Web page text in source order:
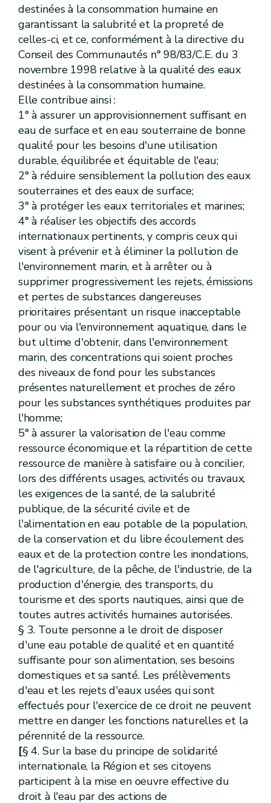
Art.D.41
Art.[D. 41/1
Art. [D. 41/2
Section4 Dispositions générales
Art.D.42
Art.D.42-1
Art.D.43
Art.D.44
Art. [D.44/1
Art.[D.45/1
Art.D.46
Art.D.47
Chapitre III
Voies hydrauliques
Section1re
Généralités
Art.D.48
Art.D.49
Section2
Travaux d'entretien et de petite réparation
Art.D.50
Section3 Travaux pouvant être soumis à permis d'environnement ou à déclaration
Art. D.51
ChapitreIV Cours d'eau non classés] [Décret 04.10.2018]
Art.D.52
Art.[D.52-1
Chapitre[V Dispositions relatives à l'évaluation et à la gestion des risques d'inondation][Décret 04.02.2010]
Section[1 ] Objet [Décret 04.02.2010]
Art.[D.53.1
Section[2 Cartes des zones soumises à l'aléa d'inondation et cartes du risque de dommages dus aux inondations][Décret 04.02.2010]
Art.[D.53-2
Section[3 Plan de gestion des risques d'inondation][Décret 04.02.2010]
D.53-3
Art.[D.53-4
Art.[D.53-5
Art.[D.53-6
Art.
Art.[D.53-8
Art. [D.53-10
Art.
[D.53-11
Section[4 Service centralisé d'annonce, de suivi et de prévisions des crues et des inondations][Décret 04.02.2010]
Art.D.54
Chapitre[VI] Subsides [Décret 04.10.2018]
Art.[D. 54/1
TitreVI
Wateringues
Chapitre Ier
Organisation des wateringues
Art.D.55
Art.D.56
Art.D.57
Art.D.58
Art.D.59
Art.D.60
Art.D.61
Art.D.62
Art.D.63
Art.D.64
ChapitreII
Administration des wateringues
Section1re
Assemblées générales
Art.D.65
Art.D.66
Art.D.67
Art.D.68
Art.D.69
Art.D.70
Art. D.71
Art.D.72
Art.D.73
Art. D.74
Art.D.75
Art.D.76
Art.D.77
destinées à la consommation humaine en
garantissant la salubrité et la propreté de
celles-ci, et ce, conformément à la directive du
Conseil des Communautés n° 98/83/C.E. du 3
novembre 1998 relative à la qualité des eaux
destinées à la consommation humaine.
Elle contribue ainsi :
1° à assurer un approvisionnement suffisant en
eau de surface et en eau souterraine de bonne
qualité pour les besoins d'une utilisation
durable, équilibrée et équitable de l'eau;
2° à réduire sensiblement la pollution des eaux
souterraines et des eaux de surface;
3° à protéger les eaux territoriales et marines;
4° à réaliser les objectifs des accords
internationaux pertinents, y compris ceux qui
visent à prévenir et à éliminer la pollution de
l'environnement marin, et à arrêter ou à
supprimer progressivement les rejets, émissions
et pertes de substances dangereuses
prioritaires présentant un risque inacceptable
pour ou via l'environnement aquatique, dans le
but ultime d'obtenir, dans l'environnement
marin, des concentrations qui soient proches
des niveaux de fond pour les substances
présentes naturellement et proches de zéro
pour les substances synthétiques produites par
l'homme;
5° à assurer la valorisation de l'eau comme
ressource économique et la répartition de cette
ressource de manière à satisfaire ou à concilier,
lors des différents usages, activités ou travaux,
les exigences de la santé, de la salubrité
publique, de la sécurité civile et de
l'alimentation en eau potable de la population,
de la conservation et du libre écoulement des
eaux et de la protection contre les inondations,
de l'agriculture, de la pêche, de l'industrie, de la
production d'énergie, des transports, du
tourisme et des sports nautiques, ainsi que de
toutes autres activités humaines autorisées.
§ 3. Toute personne a le droit de disposer
d'une eau potable de qualité et en quantité
suffisante pour son alimentation, ses besoins
domestiques et sa santé. Les prélèvements
d'eau et les rejets d'eaux usées qui sont
effectués pour l'exercice de ce droit ne peuvent
mettre en danger les fonctions naturelles et la
pérennité de la ressource.
[§ 4. Sur la base du principe de solidarité
internationale, la Région et ses citoyens
participent à la mise en oeuvre effective du
droit à l'eau par des actions de